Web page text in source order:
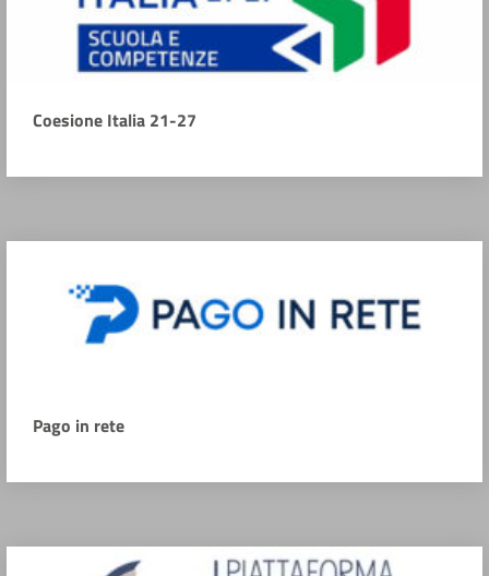
Coesione Italia 21-27
Pago in rete